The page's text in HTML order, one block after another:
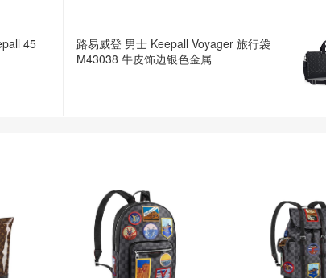
45
路易威登 男士 Keepall Voyager 旅行袋
M43038 牛皮饰边银色金属